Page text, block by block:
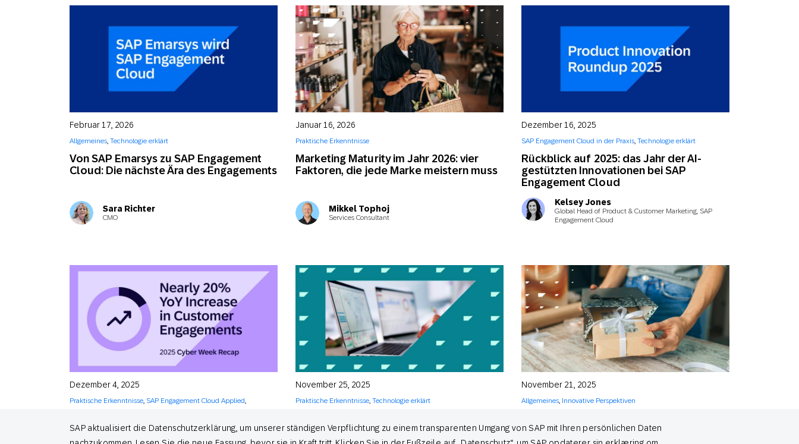
Von SAP Emarsys zu SAP Engagement
Cloud: Die nächste Ära des Engagements
Februar 17, 2026
Allgemeines, Technologie erklärt
Sara Richter
CMO
Marketing Maturity im Jahr 2026: vier
Faktoren, die jede Marke meistern muss
Januar 16, 2026
Praktische Erkenntnisse
Mikkel Tophoj
Services Consultant
Rückblick auf 2025: das Jahr der AI-
gestützten Innovationen bei SAP
Engagement Cloud
Dezember 16, 2025
SAP Engagement Cloud in der Praxis, Technologie erklärt
Kelsey Jones
Global Head of Product & Customer Marketing, SAP
Engagement Cloud
Was die Feiertagssaison 2025 über die
Dezember 4, 2025
Praktische Erkenntnisse, SAP Engagement Cloud Applied,
führende Marken
November 25, 2025
Praktische Erkenntnisse, Technologie erklärt
Kund*innentreue in der Feiertagssaison
November 21, 2025
Allgemeines, Innovative Perspektiven
SAP aktualisiert die Datenschutzerklärung, um unserer ständigen Verpflichtung zu einem transparenten Umgang von SAP mit Ihren persönlichen Daten